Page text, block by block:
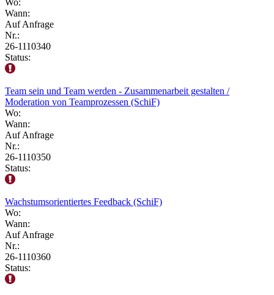
Wann:
Auf Anfrage
Nr.:
26-1110340
Status:
Team sein und Team werden - Zusammenarbeit gestalten /
Moderation von Teamprozessen (SchiF)
Wo:
Wann:
Auf Anfrage
Nr.:
26-1110350
Status:
Wachstumsorientiertes Feedback (SchiF)
Wo:
Wann:
Auf Anfrage
Nr.:
26-1110360
Status: